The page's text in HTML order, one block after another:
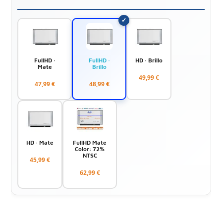
FullHD ·
Mate
47,99 €
FullHD ·
Brillo
48,99 €
HD · Brillo
49,99 €
HD · Mate
45,99 €
FullHD Mate
Color: 72%
NTSC
62,99 €